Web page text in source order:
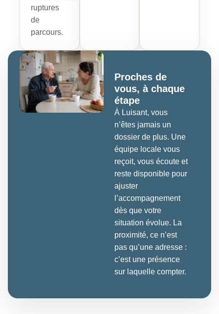
ruptures
de
parcours.
Proches de
vous, à chaque
étape
À Luisant, vous
n’êtes jamais un
dossier de plus. Une
équipe locale vous
reçoit, vous écoute et
reste disponible pour
ajuster
l’accompagnement
dès que votre
situation évolue. La
proximité, ce n’est
pas qu’une adresse :
c’est une présence
sur laquelle compter.